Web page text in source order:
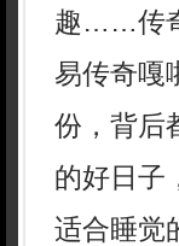
趣……传
易传奇嘎
份，背后
的好日子
适合睡觉